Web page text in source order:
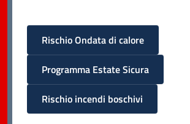
Rischio Ondata di calore
Programma Estate Sicura
Rischio incendi boschivi